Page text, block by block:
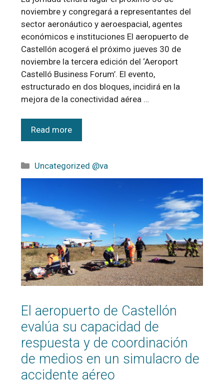
noviembre y congregará a representantes del
sector aeronáutico y aeroespacial, agentes
económicos e instituciones El aeropuerto de
Castellón acogerá el próximo jueves 30 de
noviembre la tercera edición del ‘Aeroport
Castelló Business Forum’. El evento,
estructurado en dos bloques, incidirá en la
mejora de la conectividad aérea …
Read more
Uncategorized @va
El aeropuerto de Castellón
evalúa su capacidad de
respuesta y de coordinación
de medios en un simulacro de
accidente aéreo